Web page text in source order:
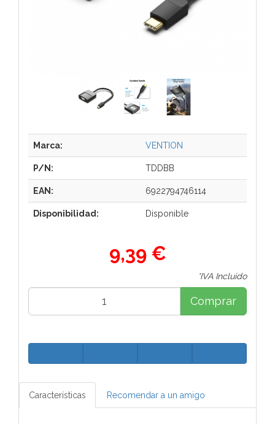
Marca: VENTION
P/N: TDDBB
EAN: 6922794746114
Disponibilidad: Disponible
9,39 €
*IVA Incluido
Comprar
Características Recomendar a un amigo